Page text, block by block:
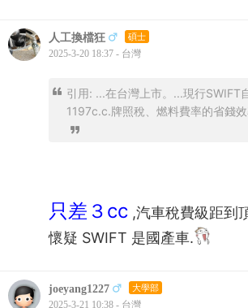
人工換檔狂 碩士
2025-3-20 18:37 - 台灣
引用: ...在台灣上市。...現行SWIFT
1197c.c.牌照稅、燃料費率的省錢
只差３cc ,汽車稅費級距到
懷疑 SWIFT 是國產車.
joeyang1227 大學部
2025-3-21 10:38 - 台灣